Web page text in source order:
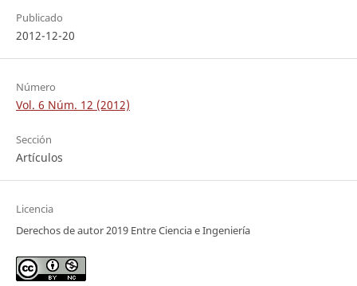
Publicado
2012-12-20
Número
Vol. 6 Núm. 12 (2012)
Sección
Artículos
Licencia
Derechos de autor 2019 Entre Ciencia e Ingeniería